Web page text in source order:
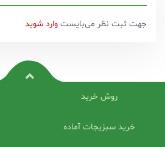
جهت ثبت نظر می‌بایست وارد شوید
روش خرید
خرید سبزیجات آماده